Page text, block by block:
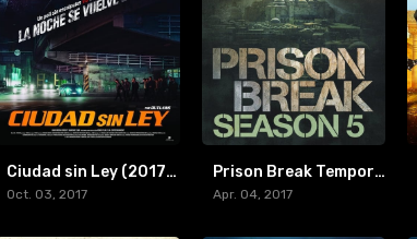
Ciudad sin Ley (2017) [BR-RIP] [1080p/720p]
Oct. 03, 2017
Prison Break Temporada 5 (2017)
Apr. 04, 2017